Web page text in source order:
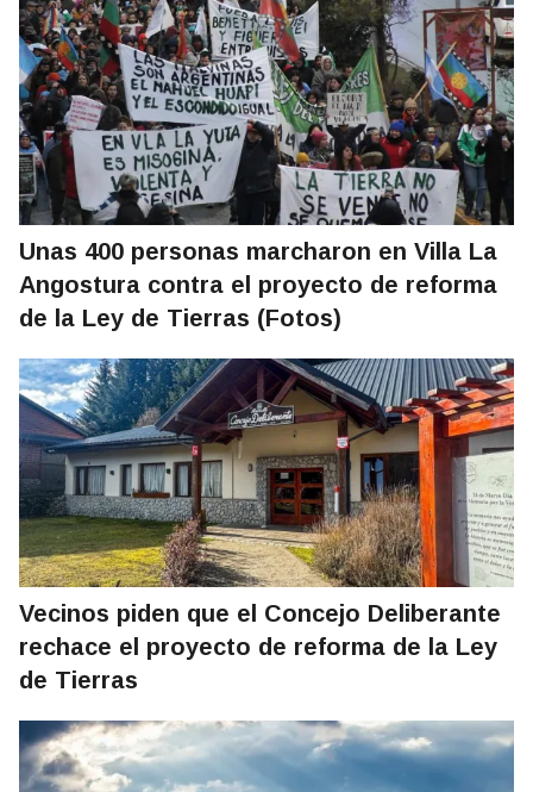
Unas 400 personas marcharon en Villa La
Angostura contra el proyecto de reforma
de la Ley de Tierras (Fotos)
Vecinos piden que el Concejo Deliberante
rechace el proyecto de reforma de la Ley
de Tierras